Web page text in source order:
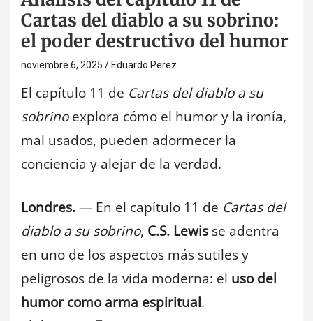
Cartas del diablo a su sobrino:
el poder destructivo del humor
noviembre 6, 2025 Eduardo Perez
El capítulo 11 de Cartas del diablo a su
sobrinoexplora cómo el humor y la ironía,
mal usados, pueden adormecer la
conciencia y alejar de la verdad.
Londres.— En el capítulo 11 de Cartas del
diablo a su sobrino, C.S. Lewis se adentra
en uno de los aspectos más sutiles y
peligrosos de la vida moderna: el uso del
humor como arma espiritual.